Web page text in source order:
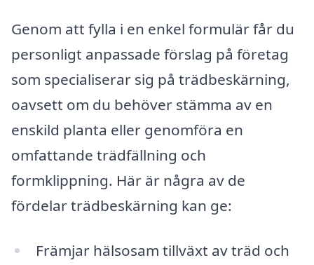
Genom att fylla i en enkel formulär får du
personligt anpassade förslag på företag
som specialiserar sig på trädbeskärning,
oavsett om du behöver stämma av en
enskild planta eller genomföra en
omfattande trädfällning och
formklippning. Här är några av de
fördelar trädbeskärning kan ge:
Främjar hälsosam tillväxt av träd och